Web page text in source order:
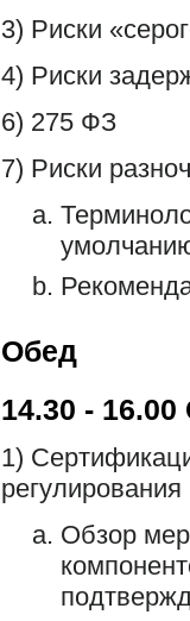
3) Риски
4) Риски
6) 275 ФЗ
7) Риски
Обед
14.30 -
1)
регулирования
Обзор мер